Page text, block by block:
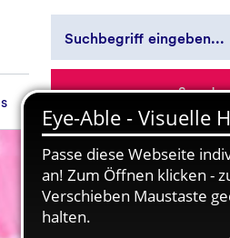
Spenden